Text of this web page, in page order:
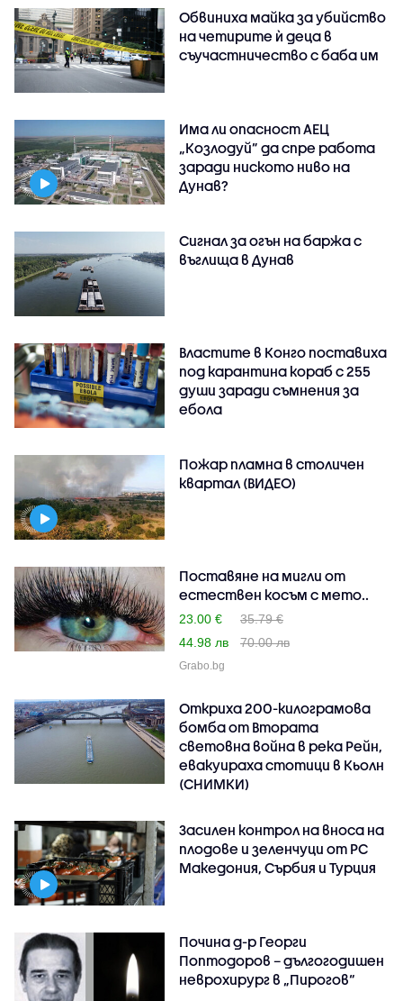
Обвиниха майка за убийство
на четирите ѝ деца в
съучастничество с баба им
Има ли опасност АЕЦ
„Козлодуй” да спре работа
заради ниското ниво на
Дунав?
Сигнал за огън на баржа с
въглища в Дунав
Властите в Конго поставиха
под карантина кораб с 255
души заради съмнения за
ебола
Пожар пламна в столичен
квартал (ВИДЕО)
Поставяне на мигли от
естествен косъм с мето..
23.00 €
35.79 €
44.98 лв
70.00 лв
Grabo.bg
Откриха 200-килограмова
бомба от Втората
световна война в река Рейн,
евакуираха стотици в Кьолн
(СНИМКИ)
Засилен контрол на вноса на
плодове и зеленчуци от РС
Македония, Сърбия и Турция
Почина д-р Георги
Поптодоров – дългогодишен
неврохирург в „Пирогов“